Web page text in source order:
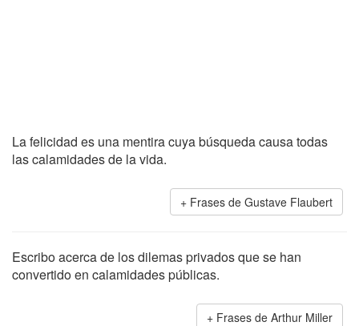
La felicidad es una mentira cuya búsqueda causa todas
las calamidades de la vida.
Frases de Gustave Flaubert
Escribo acerca de los dilemas privados que se han
convertido en calamidades públicas.
Frases de Arthur Miller